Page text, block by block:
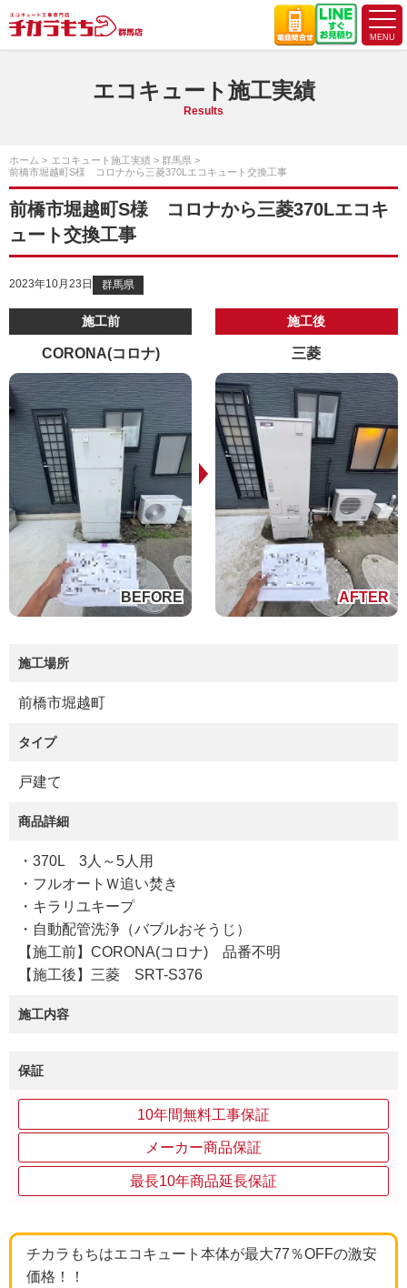
エコキュート施工実績
Results
ホーム エコキュート施工実績
群馬県
前橋市堀越町S様 コロナから三菱370Lエコキュート交換工事
前橋市堀越町S様 コロナから三菱370Lエコキ
ュート交換工事
2023年10月23日 群馬県
施工前
CORONA(コロナ)
施工後
三菱
施工場所
前橋市堀越町
タイプ
戸建て
商品詳細
・370L 3人～5人用
・フルオートＷ追い焚き
・キラリユキープ
・自動配管洗浄（バブルおそうじ）
【施工前】CORONA(コロナ) 品番不明
【施工後】三菱 SRT-S376
施工内容
保証
10年間無料工事保証
メーカー商品保証
最長10年商品延長保証
チカラもちはエコキュート本体が最大77％OFFの激安
価格！！